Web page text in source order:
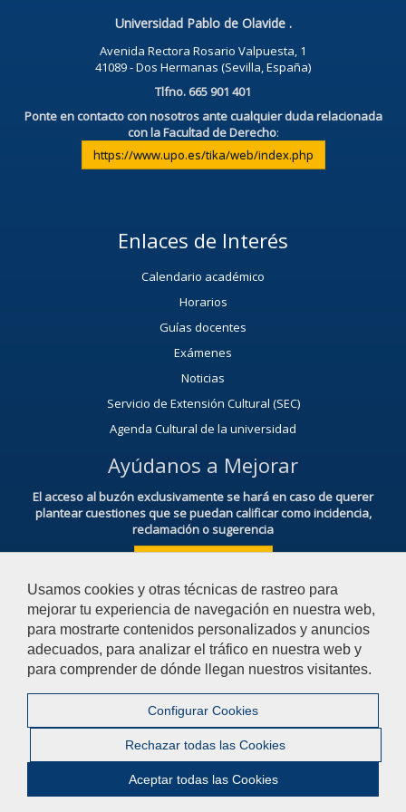
Usamos cookies y otras técnicas de rastreo para
mejorar tu experiencia de navegación en nuestra web,
para mostrarte contenidos personalizados y anuncios
adecuados, para analizar el tráfico en nuestra web y
para comprender de dónde llegan nuestros visitantes.
Configurar Cookies
Rechazar todas las Cookies
Aceptar todas las Cookies
Universidad Pablo de Olavide .
Avenida Rectora Rosario Valpuesta, 1
41089 - Dos Hermanas (Sevilla, España)
Tlfno. 665 901 401
Ponte en contacto con nosotros ante cualquier duda relacionada
con la Facultad de Derecho:
https://www.upo.es/tika/web/index.php
Enlaces de Interés
Calendario académico
Horarios
Guías docentes
Exámenes
Noticias
Servicio de Extensión Cultural (SEC)
Agenda Cultural de la universidad
Ayúdanos a Mejorar
El acceso al buzón exclusivamente se hará en caso de querer
plantear cuestiones que se puedan calificar como incidencia,
reclamación o sugerencia
Aviso Legal | Privacidad
| Configurar cookies